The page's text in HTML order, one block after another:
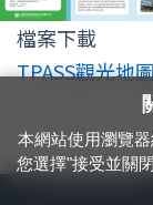
檔案下載
TPASS觀光地
24小時緊急通報電話
本網站使用瀏覽
您選擇"接受並關